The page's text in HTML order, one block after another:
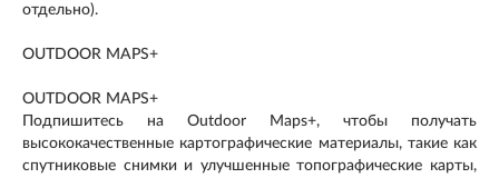
отдельно).
OUTDOOR MAPS+
OUTDOOR MAPS+
Подпишитесь на Outdoor Maps+, чтобы получать
высококачественные картографические материалы, такие как
спутниковые снимки и улучшенные топографические карты,